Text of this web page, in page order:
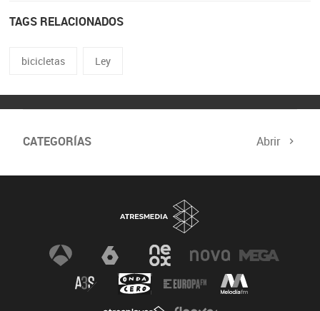
TAGS RELACIONADOS
bicicletas Ley
CATEGORÍAS Abrir